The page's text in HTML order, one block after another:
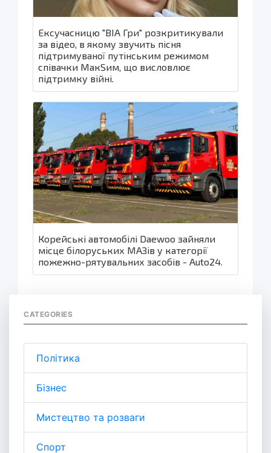
Ексучасницю "ВІА Гри" розкритикували
за відео, в якому звучить пісня
підтримуваної путінським режимом
співачки МакSим, що висловлює
підтримку війні.
Корейські автомобілі Daewoo зайняли
місце білоруських МАЗів у категорії
пожежно-рятувальних засобів - Auto24.
CATEGORIES
Політика
Бізнес
Мистецтво та розваги
Спорт